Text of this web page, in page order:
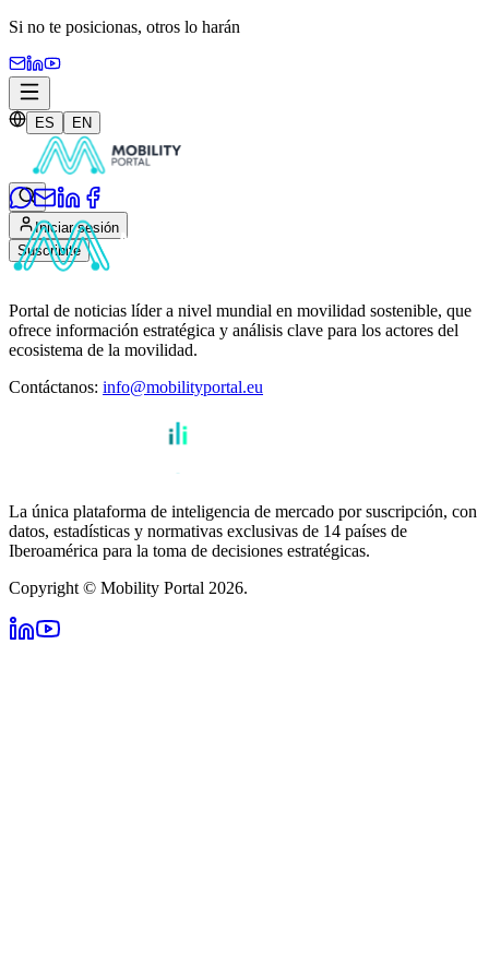
Si no te posicionas, otros lo harán
ES EN
Iniciar sesión
Suscribite
Portal de noticias líder a nivel mundial en movilidad sostenible, que
ofrece información estratégica y análisis clave para los actores del
ecosistema de la movilidad.
Contáctanos: info@mobilityportal.eu
La única plataforma de inteligencia de mercado por suscripción, con
datos, estadísticas y normativas exclusivas de 14 países de
Iberoamérica para la toma de decisiones estratégicas.
Copyright © Mobility Portal 2026.